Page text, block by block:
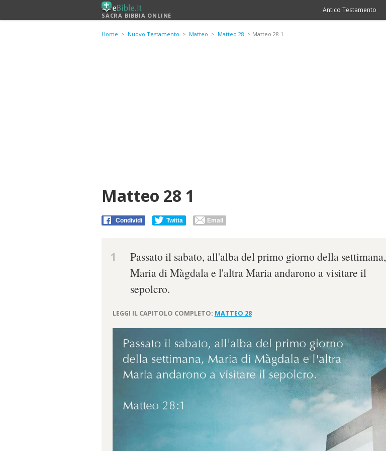
SACRA BIBBIA ONLINE
Antico Testamento
Home > Nuovo Testamento > Matteo > Matteo 28 > Matteo 28 1
Matteo 28 1
Condividi Twitta Email
1
Passato il sabato, all'alba del primo giorno della settimana,
Maria di Màgdala e l'altra Maria andarono a visitare il
sepolcro.
LEGGI IL CAPITOLO COMPLETO: MATTEO 28